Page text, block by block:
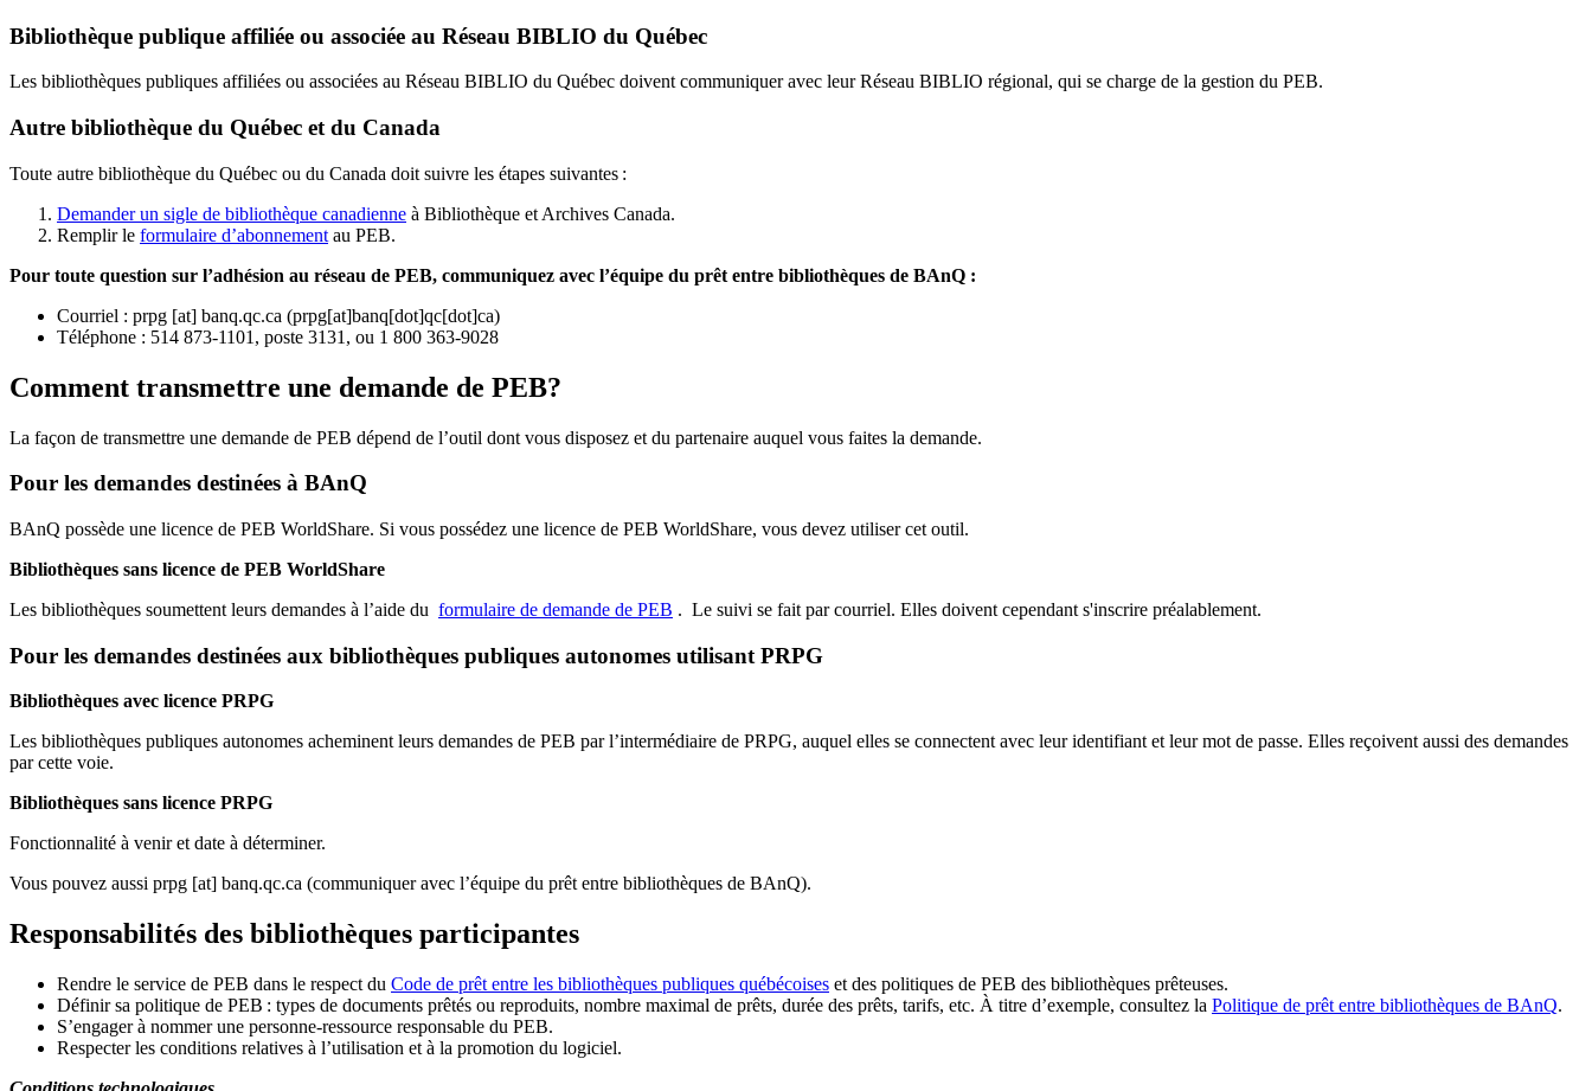
Bibliothèque publique affiliée ou associée au Réseau BIBLIO du Québec
Les bibliothèques publiques affiliées ou associées au Réseau BIBLIO du Québec doivent communiquer avec leur Réseau BIBLIO régional, qui se charge de la gestion du PEB.
Autre bibliothèque du Québec et du Canada
Toute autre bibliothèque du Québec ou du Canada doit suivre les étapes suivantes :
Demander un sigle de bibliothèque canadienne à Bibliothèque et Archives Canada.
Remplir le formulaire d’abonnement au PEB.
Pour toute question sur l’adhésion au réseau de PEB, communiquez avec l’équipe du prêt entre bibliothèques de BAnQ :
Courriel : prpg [at] banq.qc.ca (prpg[at]banq[dot]qc[dot]ca)
Téléphone : 514 873-1101, poste 3131, ou 1 800 363-9028
Comment transmettre une demande de PEB?
La façon de transmettre une demande de PEB dépend de l’outil dont vous disposez et du partenaire auquel vous faites la demande.
Pour les demandes destinées à BAnQ
BAnQ possède une licence de PEB WorldShare. Si vous possédez une licence de PEB WorldShare, vous devez utiliser cet outil.
Bibliothèques sans licence de PEB WorldShare
Les bibliothèques soumettent leurs demandes à l’aide du formulaire de demande de PEB . Le suivi se fait par courriel. Elles doivent cependant s'inscrire préalablement.
Pour les demandes destinées aux bibliothèques publiques autonomes utilisant PRPG
Bibliothèques avec licence PRPG
Les bibliothèques publiques autonomes acheminent leurs demandes de PEB par l’intermédiaire de PRPG, auquel elles se connectent avec leur identifiant et leur mot de passe. Elles reçoivent aussi des demandes
par cette voie.
Bibliothèques sans licence PRPG
Fonctionnalité à venir et date à déterminer.
Vous pouvez aussi prpg [at] banq.qc.ca (communiquer avec l’équipe du prêt entre bibliothèques de BAnQ).
Responsabilités des bibliothèques participantes
Rendre le service de PEB dans le respect du Code de prêt entre les bibliothèques publiques québécoises et des politiques de PEB des bibliothèques prêteuses.
Définir sa politique de PEB : types de documents prêtés ou reproduits, nombre maximal de prêts, durée des prêts, tarifs, etc. À titre d’exemple, consultez la Politique de prêt entre bibliothèques de BAnQ.
S’engager à nommer une personne-ressource responsable du PEB.
Respecter les conditions relatives à l’utilisation et à la promotion du logiciel.